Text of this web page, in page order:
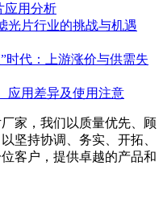
应用分析
光片行业的挑战与机遇
时代：上游涨价与供需失
应用差异及使用注意
家，我们以质量优先、顾
坚持协调、务实、开拓、
客户，提供卓越的产品和